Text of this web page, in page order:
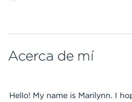
Acerca de mí
Hello! My name is Marilynn. I